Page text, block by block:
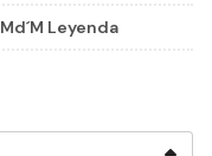
Md´M Leyenda